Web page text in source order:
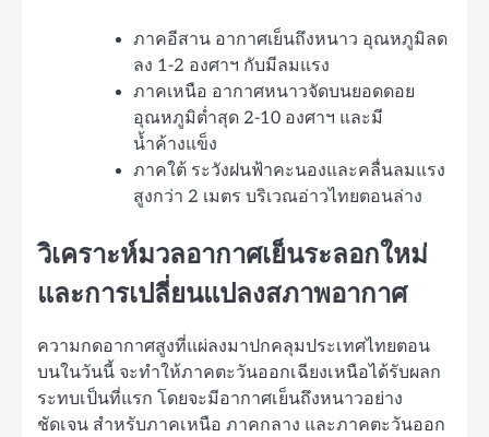
ภาคอีสาน อากาศเย็นถึงหนาว อุณหภูมิลด
ลง 1-2 องศาฯ กับมีลมแรง
ภาคเหนือ อากาศหนาวจัดบนยอดดอย
อุณหภูมิต่ำสุด 2-10 องศาฯ และมี
น้ำค้างแข็ง
ภาคใต้ ระวังฝนฟ้าคะนองและคลื่นลมแรง
สูงกว่า 2 เมตร บริเวณอ่าวไทยตอนล่าง
วิเคราะห์มวลอากาศเย็นระลอกใหม่
และการเปลี่ยนแปลงสภาพอากาศ
ความกดอากาศสูงที่แผ่ลงมาปกคลุมประเทศไทยตอน
บนในวันนี้ จะทำให้ภาคตะวันออกเฉียงเหนือได้รับผลก
ระทบเป็นที่แรก โดยจะมีอากาศเย็นถึงหนาวอย่าง
ชัดเจน สำหรับภาคเหนือ ภาคกลาง และภาคตะวันออก